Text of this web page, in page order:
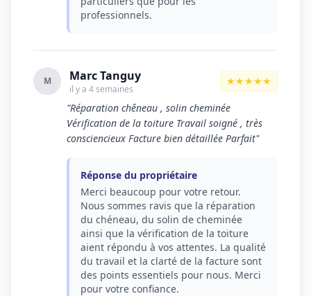
professionnels.
M Marc Tanguy
il y a 4 semaines
★★★★★
"Réparation chêneau , solin cheminée
Vérification de la toiture Travail soigné , très
consciencieux Facture bien détaillée Parfait"
Réponse du propriétaire
Merci beaucoup pour votre retour.
Nous sommes ravis que la réparation
du chéneau, du solin de cheminée
ainsi que la vérification de la toiture
aient répondu à vos attentes. La qualité
du travail et la clarté de la facture sont
des points essentiels pour nous. Merci
pour votre confiance.